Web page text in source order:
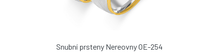
Snubní prsteny Nereovny OE-254